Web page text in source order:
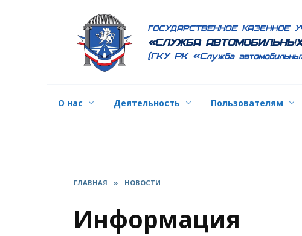
ГОСУДАРСТВЕННОЕ КАЗЕННОЕ
«СЛУЖБА
(ГКУ РК «Служба
О нас Деятельность Пользователям
ГЛАВНАЯ » НОВОСТИ
Информация